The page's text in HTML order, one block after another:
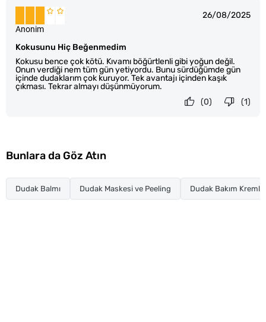
26/08/2025
Kokusunu Hiç Beğenmedim
Kokusu bence çok kötü. Kıvamı böğürtlenli gibi yoğun değil.
Onun verdiği nem tüm gün yetiyordu. Bunu sürdüğümde gün
içinde dudaklarım çok kuruyor. Tek avantajı içinden kaşık
çıkması. Tekrar almayı düşünmüyorum.
Anonim
(1)
(0)
Bunlara da Göz Atın
Dudak Balmı Dudak Maskesi ve Peeling Dudak Bakım